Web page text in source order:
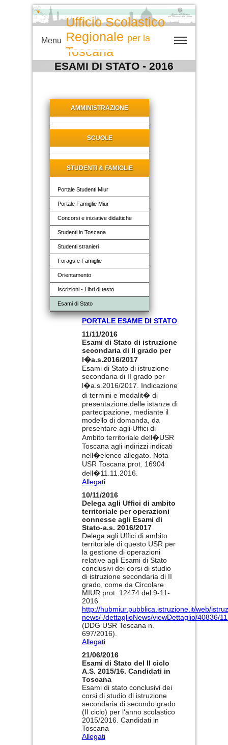
Ufficio Scolastico
Regionale per la
Toscana
Menu
ESAMI DI STATO - 2016
AMMINISTRAZIONE
SCUOLE
STUDENTI & FAMIGLIE
Portale Studenti Miur
Portale Famiglie Miur
Concorsi e iniziative didattiche
Studenti in Toscana
Studenti stranieri
Forags e Famiglie
Orientamento
Iscrizioni - Libri di testo
Esami di Stato
PORTALE ESAME DI STATO
11/11/2016
Esami di Stato di istruzione
secondaria di II grado per
l�a.s.2016/2017
Esami di Stato di istruzione
secondaria di II grado per
l�a.s.2016/2017. Indicazione
di termini e modalit� di
presentazione delle istanze di
partecipazione, mediante il
modello di domanda, da
presentare agli Uffici di
Ambito territoriale dell�USR
Toscana agli indirizzi indicati
nell�elenco allegato. Nota
USR Toscana prot. 16904
dell�11.11.2016.
Allegati
10/11/2016
Delega agli Uffici di ambito
territoriale per operazioni
connesse agli Esami di
Stato-a.s. 2016/2017
Delega agli Uffici di ambito
territoriale di questo USR per
la gestione di operazioni
relative agli Esami di Stato
conclusivi dei corsi di studio
di istruzione secondaria di II
grado, come da Circolare
MIUR prot. 12474 del 9-11-
2016
http://hubmiur.pubblica.istruzione.it/web/
news/-/dettaglioNews/viewDettaglio/40836/
(DDG USR Toscana n.
697/2016).
Allegati
21/06/2016
Esami di Stato del II ciclo
A.S. 2015/16. Candidati in
Toscana
Esami di stato conclusivi dei
corsi di studio di istruzione
secondaria di secondo grado
(II ciclo) per l'anno scolastico
2015/2016. Candidati in
Toscana
Allegati